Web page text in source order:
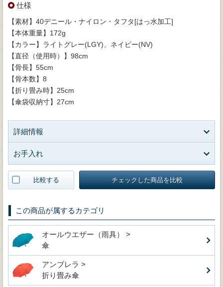
仕様
【素材】40デニール・ナイロン・タフタ[はっ水加工]
【本体重量】172g
【カラー】ライトグレー(LGY)、ネイビー(NV)
【直径（使用時）】98cm
【骨長】55cm
【骨本数】8
【折り畳み時】25cm
【傘袋収納寸】27cm
詳細情報
お手入れ
比較する チェックした商品を比較
この商品が属するカテゴリ
オールウエザー（雨具） >
傘
アンブレラ >
折り畳み傘